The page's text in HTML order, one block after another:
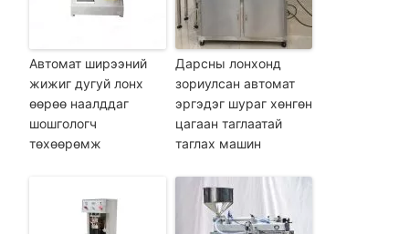
Автомат ширээний
жижиг дугуй лонх
өөрөө наалддаг
шошгологч
төхөөрөмж
Дарсны лонхонд
зориулсан автомат
эргэдэг шураг хөнгөн
цагаан таглаатай
таглах машин